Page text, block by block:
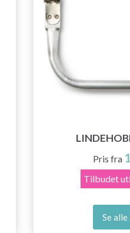
Pris fra
Tilbudet
Se